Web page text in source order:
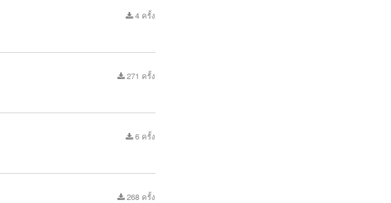
4 ครั้ง
271 ครั้ง
6 ครั้ง
268 ครั้ง